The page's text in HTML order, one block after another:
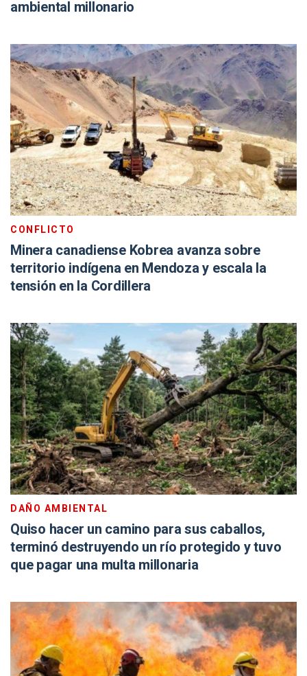
ambiental millonario
CONFLICTO
Minera canadiense Kobrea avanza sobre
territorio indígena en Mendoza y escala la
tensión en la Cordillera
DAÑO AMBIENTAL
Quiso hacer un camino para sus caballos,
terminó destruyendo un río protegido y tuvo
que pagar una multa millonaria